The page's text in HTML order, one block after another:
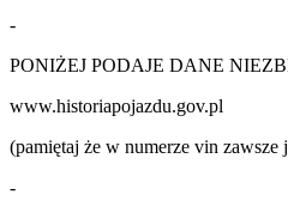
-
PONIŻEJ PODAJE DANE
www.historiapojazdu.gov.pl
(pamiętaj że w numerze vin
-